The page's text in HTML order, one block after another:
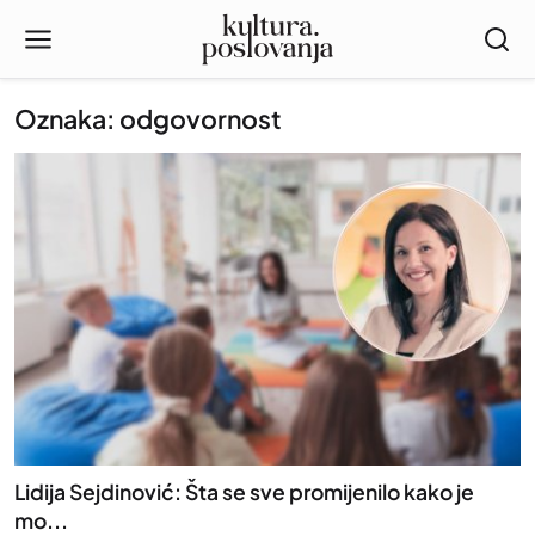
Oznaka: odgovornost
Lidija Sejdinović: Šta se sve promijenilo kako je
mo...